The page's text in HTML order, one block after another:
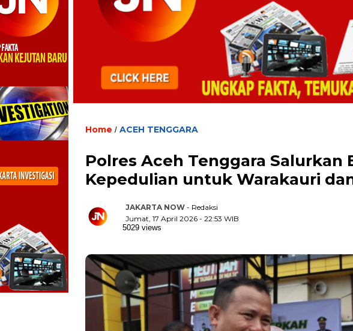
Home / ACEH TENGGARA
Polres Aceh Tenggara Salurkan
Kepedulian untuk Warakauri
JAKARTA NOW - Redaksi
Jumat, 17 April 2026 - 22:53 WIB
5029 views